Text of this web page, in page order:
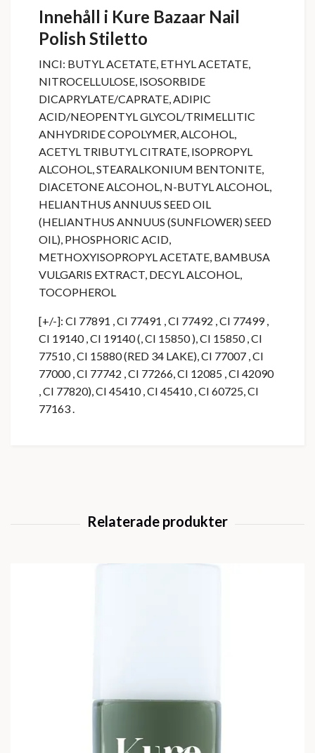
Innehåll i Kure Bazaar Nail
Polish Stiletto
INCI: BUTYL ACETATE, ETHYL ACETATE,
NITROCELLULOSE, ISOSORBIDE
DICAPRYLATE/CAPRATE, ADIPIC
ACID/NEOPENTYL GLYCOL/TRIMELLITIC
ANHYDRIDE COPOLYMER, ALCOHOL,
ACETYL TRIBUTYL CITRATE, ISOPROPYL
ALCOHOL, STEARALKONIUM BENTONITE,
DIACETONE ALCOHOL, N-BUTYL ALCOHOL,
HELIANTHUS ANNUUS SEED OIL
(HELIANTHUS ANNUUS (SUNFLOWER) SEED
OIL), PHOSPHORIC ACID,
METHOXYISOPROPYL ACETATE, BAMBUSA
VULGARIS EXTRACT, DECYL ALCOHOL,
TOCOPHEROL
[+/-]: CI 77891 , CI 77491 , CI 77492 , CI 77499 ,
CI 19140 , CI 19140 (, CI 15850 ), CI 15850 , CI
77510 , CI 15880 (RED 34 LAKE), CI 77007 , CI
77000 , CI 77742 , CI 77266, CI 12085 , CI 42090
, CI 77820), CI 45410 , CI 45410 , CI 60725, CI
77163 .